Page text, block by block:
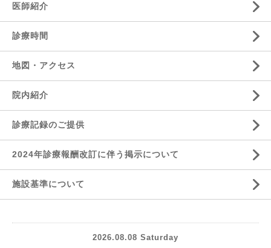
医師紹介
診療時間
地図・アクセス
院内紹介
診療記録のご提供
2024年診療報酬改訂に伴う掲示について
施設基準について
2026.08.08 Saturday